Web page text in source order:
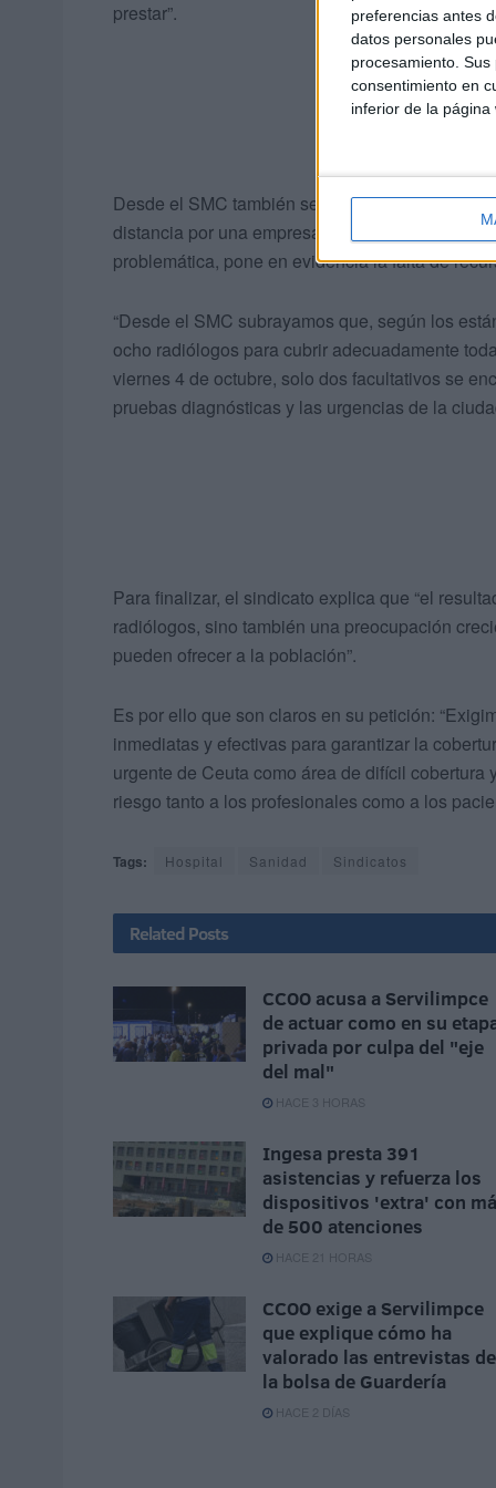
preferencias antes
datos personales
procesamiento.
consentimiento en
inferior de la página
prestar”.
Desde el SMC también se refieren a la
distancia por una empresa privada”.
problemática, pone en evidencia la falta de
“Desde el SMC subrayamos que, según los
ocho radiólogos para cubrir adecuadamente
viernes 4 de octubre, solo dos facultativos se
pruebas diagnósticas y las urgencias de la
Para finalizar, el sindicato explica que “el
radiólogos, sino también una preocupación
pueden ofrecer a la población”.
Es por ello que son claros en su petición:
inmediatas y efectivas para garantizar la
urgente de Ceuta como área de difícil
riesgo tanto a los profesionales como a los
Tags: Hospital Sanidad Sindicatos
Related Posts
CCOO acusa a Servilimpce
de actuar como en su
privada por culpa del "eje
del mal"
HACE 3 HORAS
Ingesa presta 391
asistencias y refuerza los
dispositivos 'extra' con
de 500 atenciones
HACE 21 HORAS
CCOO exige a Servilimpce
que explique cómo ha
valorado las entrevistas de
la bolsa de Guardería
HACE 2 DÍAS